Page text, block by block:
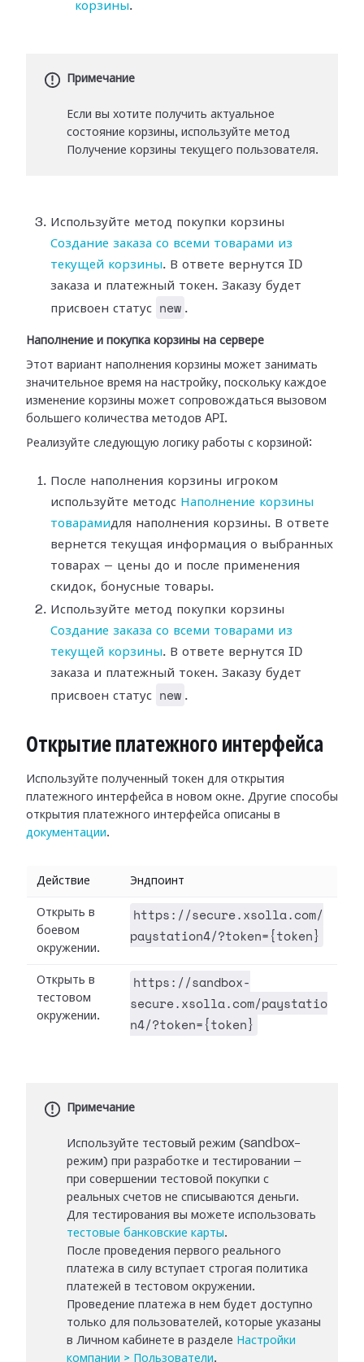
корзины.
Примечание
Если вы хотите получить актуальное
состояние корзины, используйте метод
Получение корзины текущего пользователя.
Используйте метод покупки корзины
Создание заказа со всеми товарами из
текущей корзины. В ответе вернутся ID
заказа и платежный токен. Заказу будет
присвоен статус
new .
Наполнение и покупка корзины на сервере
Этот вариант наполнения корзины может занимать
значительное время на настройку, поскольку каждое
изменение корзины может сопровождаться вызовом
большего количества методов API.
Реализуйте следующую логику работы с корзиной:
После наполнения корзины игроком
используйте методс Наполнение корзины
товарамидля наполнения корзины. В ответе
вернется текущая информация о выбранных
товарах — цены до и после применения
скидок, бонусные товары.
Используйте метод покупки корзины
Создание заказа со всеми товарами из
текущей корзины. В ответе вернутся ID
заказа и платежный токен. Заказу будет
присвоен статус
new .
Открытие платежного интерфейса
Используйте полученный токен для открытия
платежного интерфейса в новом окне. Другие способы
открытия платежного интерфейса описаны в
документации.
Действие Эндпоинт
Открыть в
боевом
окружении.
https://secure.xsolla.com/
paystation4/?token={token}
Открыть в
тестовом
окружении.
https://sandbox-
secure.xsolla.com/paystatio
n4/?token={token}
Примечание
Используйте тестовый режим (sandbox-
режим) при разработке и тестировании —
при совершении тестовой покупки с
реальных счетов не списываются деньги.
Для тестирования вы можете использовать
тестовые банковские карты.
После проведения первого реального
платежа в силу вступает строгая политика
платежей в тестовом окружении.
Проведение платежа в нем будет доступно
только для пользователей, которые указаны
в Личном кабинете в разделе Настройки
компании > Пользователи.